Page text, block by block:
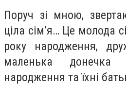
Поруч зі мною,
ціла сім’я… Це молода
року народження,
маленька
народження та їхні